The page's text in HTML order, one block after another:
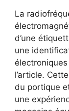
La
d’une
une
l’article.
du portique
une